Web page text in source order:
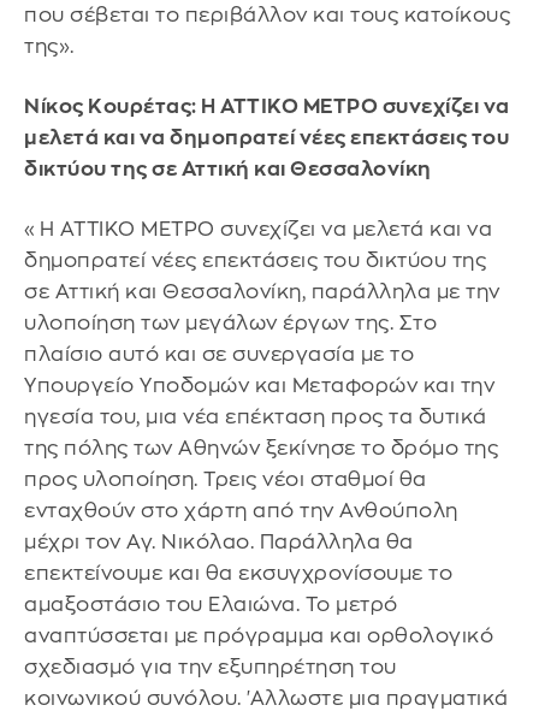
που σέβεται το περιβάλλον και τους κατοίκους
της».
Νίκος Κουρέτας: Η ΑΤΤΙΚΟ ΜΕΤΡΟ συνεχίζει να
μελετά και να δημοπρατεί νέες επεκτάσεις του
δικτύου της σε Αττική και Θεσσαλονίκη
«Η ΑΤΤΙΚΟ ΜΕΤΡΟ συνεχίζει να μελετά και να
δημοπρατεί νέες επεκτάσεις του δικτύου της
σε Αττική και Θεσσαλονίκη, παράλληλα με την
υλοποίηση των μεγάλων έργων της. Στο
πλαίσιο αυτό και σε συνεργασία με το
Υπουργείο Υποδομών και Μεταφορών και την
ηγεσία του, μια νέα επέκταση προς τα δυτικά
της πόλης των Αθηνών ξεκίνησε το δρόμο της
προς υλοποίηση. Τρεις νέοι σταθμοί θα
ενταχθούν στο χάρτη από την Ανθούπολη
μέχρι τον Αγ. Νικόλαο. Παράλληλα θα
επεκτείνουμε και θα εκσυγχρονίσουμε το
αμαξοστάσιο του Ελαιώνα. Το μετρό
αναπτύσσεται με πρόγραμμα και ορθολογικό
σχεδιασμό για την εξυπηρέτηση του
κοινωνικού συνόλου. 'Αλλωστε μια πραγματικά